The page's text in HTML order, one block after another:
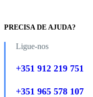
PRECISA DE AJUDA?
Ligue-nos
+351 912 219 751
+351 965 578 107